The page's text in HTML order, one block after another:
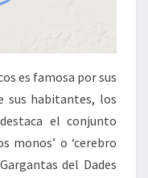
es famosa por sus
sus habitantes, los
el conjunto
monos’ o ‘cerebro
del Dades